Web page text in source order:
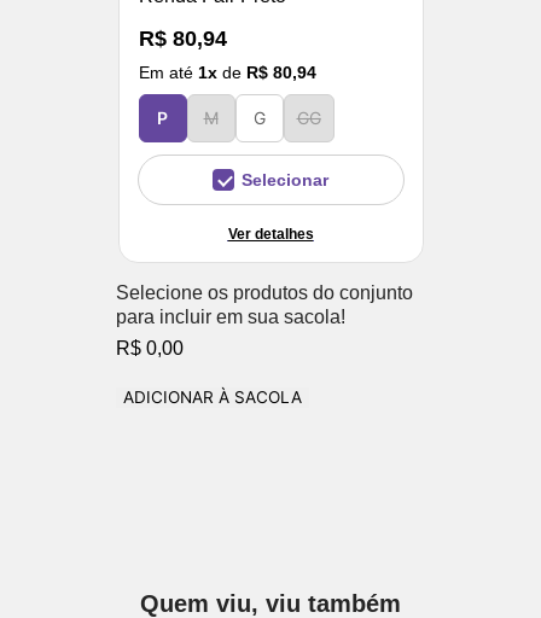
R$ 80,94
Em até 1x de R$ 80,94
P M G GG
Selecionar
Ver detalhes
Selecione os produtos do conjunto
para incluir em sua sacola!
R$ 0,00
ADICIONAR À SACOLA
Quem viu, viu também